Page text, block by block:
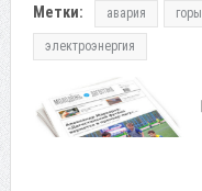
Метки: авария горы
электроэнергия